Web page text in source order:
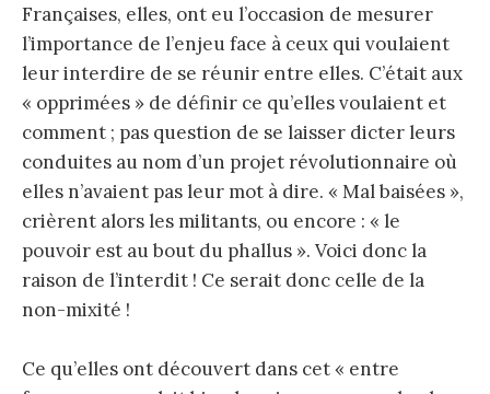
Françaises, elles, ont eu l’occasion de mesurer
l’importance de l’enjeu face à ceux qui voulaient
leur interdire de se réunir entre elles. C’était aux
« opprimées » de définir ce qu’elles voulaient et
comment ; pas question de se laisser dicter leurs
conduites au nom d’un projet révolutionnaire où
elles n’avaient pas leur mot à dire. « Mal baisées »,
crièrent alors les militants, ou encore : « le
pouvoir est au bout du phallus ». Voici donc la
raison de l’interdit ! Ce serait donc celle de la
non-mixité !
Ce qu’elles ont découvert dans cet « entre